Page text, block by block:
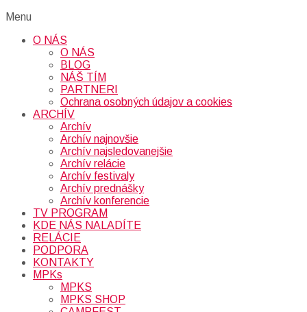
Menu
O NÁS
O NÁS
BLOG
NÁŠ TÍM
PARTNERI
Ochrana osobných údajov a cookies
ARCHÍV
Archív
Archív najnovšie
Archív najsledovanejšie
Archív relácie
Archív festivaly
Archív prednášky
Archív konferencie
TV PROGRAM
KDE NÁS NALADÍTE
RELÁCIE
PODPORA
KONTAKTY
MPKs
MPKS
MPKS SHOP